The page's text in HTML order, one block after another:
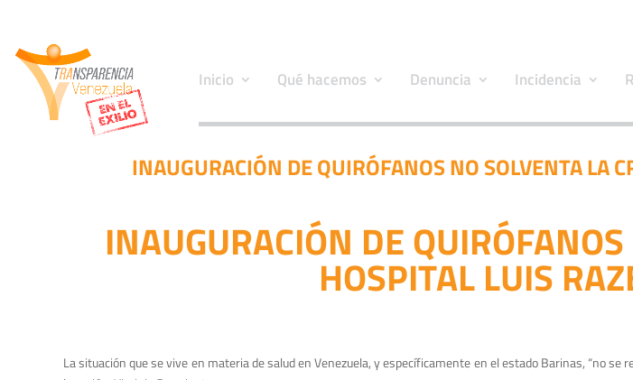
Inicio Qué hacemos Denuncia Incidencia
INAUGURACIÓN DE QUIRÓFANOS NO SOLVENTA LA
INAUGURACIÓN DE
HOSPITAL LUIS
La situación que se vive en materia de salud en Venezuela, y específicamente en el estado Barinas, “no